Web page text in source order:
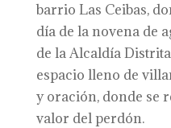
barrio Las Ceibas,
día de la novena de
de la Alcaldía
espacio lleno de
y oración, donde se
valor del perdón.